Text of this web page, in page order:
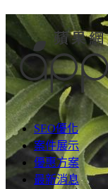
SEO優化
案件展示
優惠方案
最新消息